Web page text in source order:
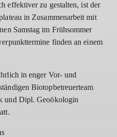
effektiver zu gestalten, ist der
in Zusammenarbeit mit
Samstag im Frühsommer
finden an einem
in enger Vor- und
Biotopbetreuerteam
und Dipl. Geoökologin